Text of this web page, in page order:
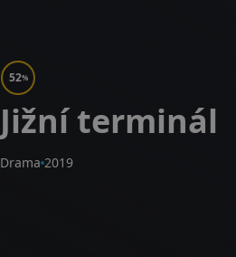
52%
Jižní terminál
Drama 2019